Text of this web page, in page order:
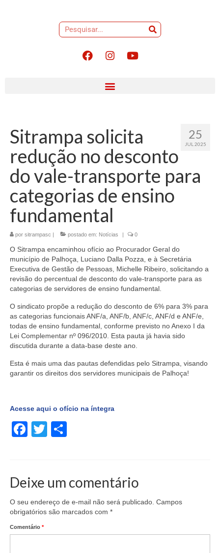
25
JUL 2025
Sitrampa solicita
redução no desconto
do vale-transporte para
categorias de ensino
fundamental
por sitrampasc postado em: Notícias 0
O Sitrampa encaminhou ofício ao Procurador Geral do
município de Palhoça, Luciano Dalla Pozza, e à Secretária
Executiva de Gestão de Pessoas, Michelle Ribeiro, solicitando a
revisão do percentual de desconto do vale-transporte para as
categorias de servidores de ensino fundamental.
O sindicato propõe a redução do desconto de 6% para 3% para
as categorias funcionais ANF/a, ANF/b, ANF/c, ANF/d e ANF/e,
todas de ensino fundamental, conforme previsto no Anexo I da
Lei Complementar nº 096/2010. Esta pauta já havia sido
discutida durante a data-base deste ano.
Esta é mais uma das pautas defendidas pelo Sitrampa, visando
garantir os direitos dos servidores municipais de Palhoça!
Acesse aqui o ofício na íntegra
Facebook
Twitter
Deixe um comentário
O seu endereço de e-mail não será publicado. Campos
obrigatórios são marcados com *
Comentário *